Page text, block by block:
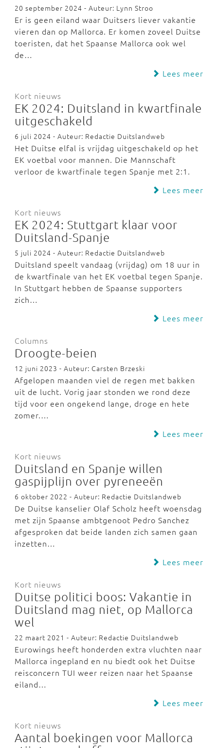
20 september 2024 - Auteur: Lynn Stroo
Er is geen eiland waar Duitsers liever vakantie
vieren dan op Mallorca. Er komen zoveel Duitse
toeristen, dat het Spaanse Mallorca ook wel
de…
Lees meer
Kort nieuws
EK 2024: Duitsland in kwartfinale
uitgeschakeld
6 juli 2024 - Auteur: Redactie Duitslandweb
Het Duitse elfal is vrijdag uitgeschakeld op het
EK voetbal voor mannen. Die Mannschaft
verloor de kwartfinale tegen Spanje met 2:1.
Lees meer
Kort nieuws
EK 2024: Stuttgart klaar voor
Duitsland-Spanje
5 juli 2024 - Auteur: Redactie Duitslandweb
Duitsland speelt vandaag (vrijdag) om 18 uur in
de kwartfinale van het EK voetbal tegen Spanje.
In Stuttgart hebben de Spaanse supporters
zich…
Lees meer
Columns
Droogte-beien
12 juni 2023 - Auteur: Carsten Brzeski
Afgelopen maanden viel de regen met bakken
uit de lucht. Vorig jaar stonden we rond deze
tijd voor een ongekend lange, droge en hete
zomer.…
Lees meer
Kort nieuws
Duitsland en Spanje willen
gaspijplijn over pyreneeën
6 oktober 2022 - Auteur: Redactie Duitslandweb
De Duitse kanselier Olaf Scholz heeft woensdag
met zijn Spaanse ambtgenoot Pedro Sanchez
afgesproken dat beide landen zich samen gaan
inzetten…
Lees meer
Kort nieuws
Duitse politici boos: Vakantie in
Duitsland mag niet, op Mallorca
wel
22 maart 2021 - Auteur: Redactie Duitslandweb
Eurowings heeft honderden extra vluchten naar
Mallorca ingepland en nu biedt ook het Duitse
reisconcern TUI weer reizen naar het Spaanse
eiland…
Lees meer
Kort nieuws
Aantal boekingen voor Mallorca